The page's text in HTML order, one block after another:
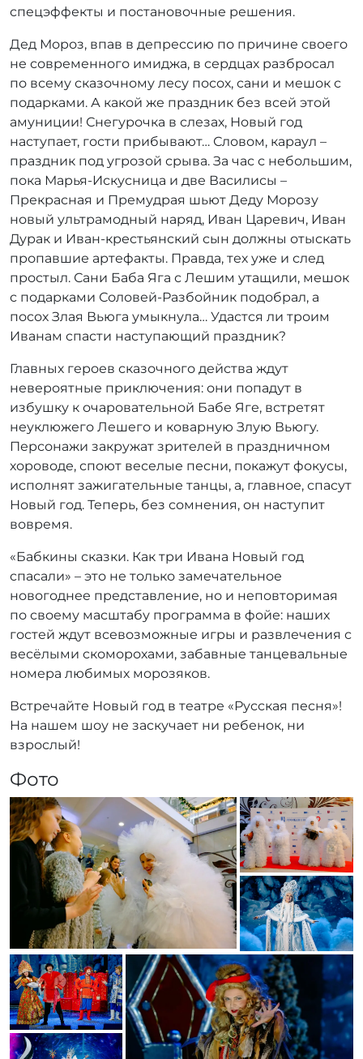
спецэффекты и постановочные решения.
Дед Мороз, впав в депрессию по причине своего
не современного имиджа, в сердцах разбросал
по всему сказочному лесу посох, сани и мешок с
подарками. А какой же праздник без всей этой
амуниции! Снегурочка в слезах, Новый год
наступает, гости прибывают… Словом, караул –
праздник под угрозой срыва. За час с небольшим,
пока Марья-Искусница и две Василисы –
Прекрасная и Премудрая шьют Деду Морозу
новый ультрамодный наряд, Иван Царевич, Иван
Дурак и Иван-крестьянский сын должны отыскать
пропавшие артефакты. Правда, тех уже и след
простыл. Сани Баба Яга с Лешим утащили, мешок
с подарками Соловей-Разбойник подобрал, а
посох Злая Вьюга умыкнула… Удастся ли троим
Иванам спасти наступающий праздник?
Главных героев сказочного действа ждут
невероятные приключения: они попадут в
избушку к очаровательной Бабе Яге, встретят
неуклюжего Лешего и коварную Злую Вьюгу.
Персонажи закружат зрителей в праздничном
хороводе, споют веселые песни, покажут фокусы,
исполнят зажигательные танцы, а, главное, спасут
Новый год. Теперь, без сомнения, он наступит
вовремя.
«Бабкины сказки. Как три Ивана Новый год
спасали» – это не только замечательное
новогоднее представление, но и неповторимая
по своему масштабу программа в фойе: наших
гостей ждут всевозможные игры и развлечения с
весёлыми скоморохами, забавные танцевальные
номера любимых морозяков.
Встречайте Новый год в театре «Русская песня»!
На нашем шоу не заскучает ни ребенок, ни
взрослый!
Фото